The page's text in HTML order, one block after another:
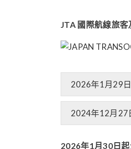
JTA 國際航線旅
2026年1月29
2024年12月27
2026年1月30日